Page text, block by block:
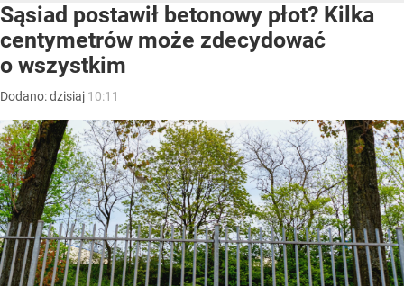
Sąsiad postawił betonowy płot? Kilka
centymetrów może zdecydować
o wszystkim
Dodano:dzisiaj 10:11